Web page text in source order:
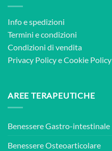
Info e spedizioni
Termini e condizioni
Condizioni di vendita
Privacy PolicyeCookie Policy
AREE TERAPEUTICHE
Benessere Gastro-intestinale
Benessere Osteoarticolare